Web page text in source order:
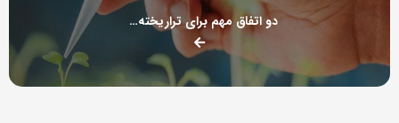
دو اتفاق مهم برای تراریخته‌ها در ایران